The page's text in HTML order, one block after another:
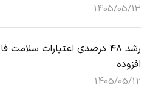
1405/05/13
رشد ۴۸ درصدی اعتبارات
افزوده
1405/05/12